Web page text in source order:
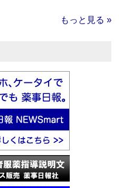
もっと見る »